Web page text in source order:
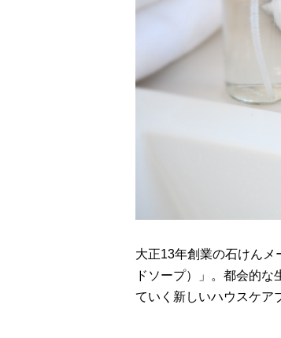
大正13年創業の石けんメ
ドソープ）」。都会的
ていく新しいハウスケア